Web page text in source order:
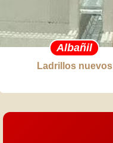
Albañil
Ladrillos nuevos